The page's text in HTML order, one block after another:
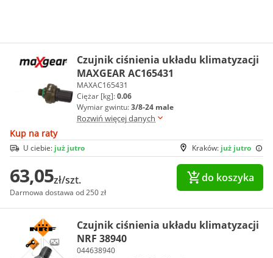
Czujnik ciśnienia układu klimatyzacji
MAXGEAR AC165431
MAXAC165431
Ciężar [kg]:0.06
Wymiar gwintu:3/8-24 male
Rozwiń więcej danych
Kup na raty
Kraków: już jutro
U ciebie: już jutro
63,05zł/szt.
Darmowa dostawa od 250 zł
do koszyka
Czujnik ciśnienia układu klimatyzacji
NRF 38940
044638940